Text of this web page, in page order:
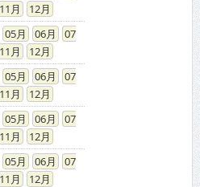
11
12
05 06
07
11
12
05 06
07
11
12
05 06
07
11
12
05 06
07
11
12